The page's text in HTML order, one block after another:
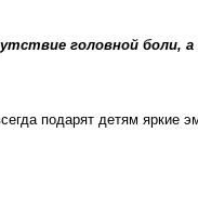
головной боли,
подарят детям яркие